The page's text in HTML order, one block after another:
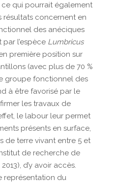
qui pourrait également
résultats concernent en
des anéciques
l’espèce Lumbricus
première position sur
(avec plus de 70 %
groupe fonctionnel des
à être favorisé par le
les travaux de
le labour leur permet
présents en surface,
de terre vivant entre 5 et
de recherche de
d’y avoir accès.
représentation du